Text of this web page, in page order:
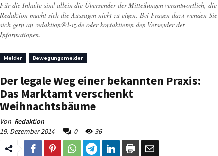
Für die Inhalte sind allein die Übersender der Mitteilungen verantwortlich, die
Redaktion macht sich die Aussagen nicht zu eigen. Bei Fragen dazu wenden Sie
sich gern an redaktion@l-iz.de oder kontaktieren den Versender der
Informationen.
Melder Bewegungsmelder
Der legale Weg einer bekannten Praxis:
Das Marktamt verschenkt
Weihnachtsbäume
Von Redaktion
19. Dezember 2014
0 36